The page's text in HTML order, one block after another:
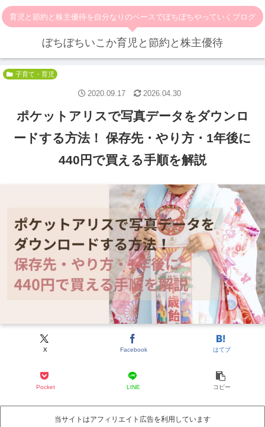
育児と節約と株主優待を自分なりのペースでぼちぼちやっていくブログ
ぼちぼちいこか育児と節約と株主優待
子育て・育児
ポケットアリスで写真データをダウンロ
ードする方法！ 保存先・やり方・1年後に
440円で買える手順を解説
X Facebook はてブ
Pocket LINE コピー
2020.09.17 2026.04.30
当サイトはアフィリエイト広告を利用しています